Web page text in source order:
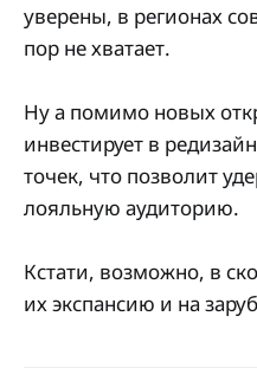
уверены, в регионах
пор не хватает.
Ну а помимо новых
инвестирует в
точек, что позволит
лояльную аудиторию.
Кстати, возможно, в
их экспансию и на